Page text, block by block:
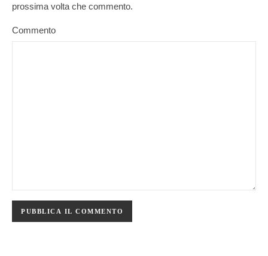
prossima volta che commento.
Commento